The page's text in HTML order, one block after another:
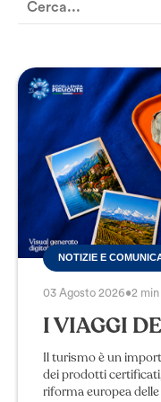
NOTIZIE E
03 Agosto 2026•2 min
I VIAGGI
Il turismo è un
dei prodotti
riforma europea